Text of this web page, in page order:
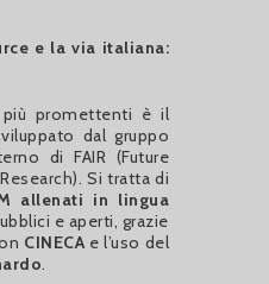
e la via italiana:
promettenti è il
dal gruppo
di FAIR (Future
Si tratta di
allenati in lingua
e aperti, grazie
CINECA e l’uso del
.